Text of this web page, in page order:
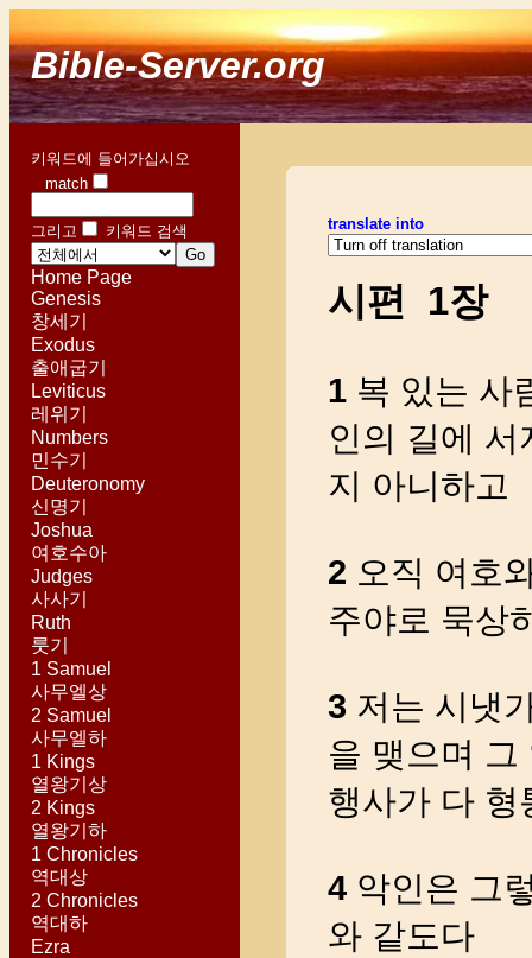
Bible-Server.org
키워드에 들어가십시오
match
그리고 키워드 검색
Home Page
Genesis
창세기
Exodus
출애굽기
Leviticus
레위기
Numbers
민수기
Deuteronomy
신명기
Joshua
여호수아
Judges
사사기
Ruth
룻기
1 Samuel
사무엘상
2 Samuel
사무엘하
1 Kings
열왕기상
2 Kings
열왕기하
1 Chronicles
역대상
2 Chronicles
역대하
Ezra
translate into
시편 1장
1복 있는 사
인의 길에
지 아니하고
2 오직 여호
주야로 묵상
3 저는 시냇
을 맺으며 그
행사가 다 형
4악인은 그
와 같도다